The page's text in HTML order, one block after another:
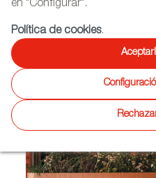
en "Configurar".
Política de cookies.
AGENDA